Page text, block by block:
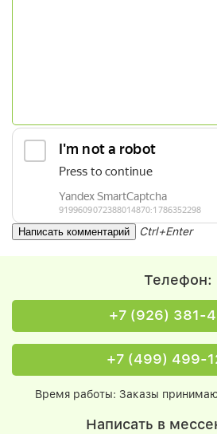
Ctrl+Enter
Телефон:
+7 (926) 381-
+7 (499) 499-
Время работы: Заказы
Написать в